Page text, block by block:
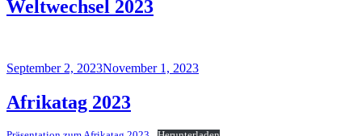
Weltwechsel 2023
Veröffentlicht
September 2, 2023November 1, 2023
Afrikatag 2023